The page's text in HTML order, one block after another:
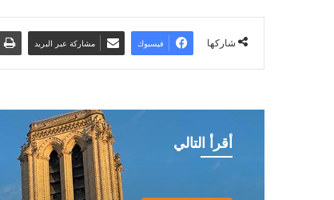
شاركها فيسبوك مشاركة عبر البريد
أقرأ التالي